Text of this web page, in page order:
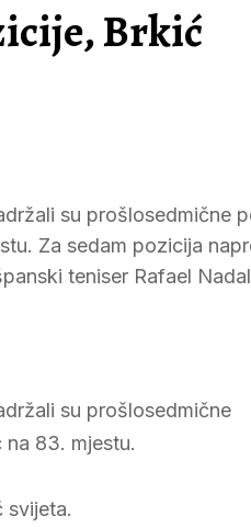
Brkić
su prošlosedmične
Za sedam pozicija
teniser Rafael
su prošlosedmične
83. mjestu.
svijeta.